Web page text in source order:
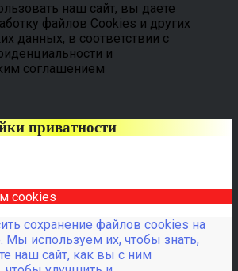
наш сайт, вы даете
файлов Cookies и других
данных, в соответствии с
и
соглашением
приватности
cookies
сохранение файлов cookies на
Мы используем их, чтобы знать,
наш сайт, как вы с ним